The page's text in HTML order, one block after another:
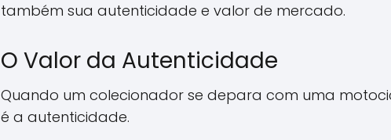
também sua autenticidade e valor de mercado.
O Valor da Autenticidade
Quando um colecionador se depara com uma
é a autenticidade.